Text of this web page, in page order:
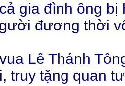
gia đình ông bị
đương thời
Lê Thánh
truy tặng quan